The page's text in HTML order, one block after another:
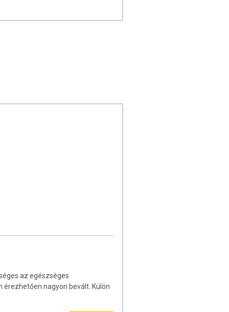
az egészséges
nagyon bevált. Külön